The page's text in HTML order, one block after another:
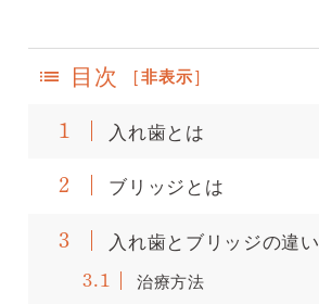
目次 [非表示]
1 入れ歯とは
2 ブリッジとは
3 入れ歯とブリッジの違い
3.1 治療方法